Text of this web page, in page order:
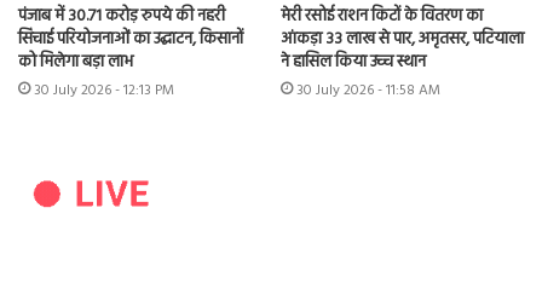
पंजाब में 30.71 करोड़ रुपये की नहरी
सिंचाई परियोजनाओं का उद्घाटन, किसानों
को मिलेगा बड़ा लाभ
30 July 2026 - 12:13 PM
मेरी रसोई राशन किटों के वितरण का
आंकड़ा 33 लाख से पार, अमृतसर, पटियाला
ने हासिल किया उच्च स्थान
30 July 2026 - 11:58 AM